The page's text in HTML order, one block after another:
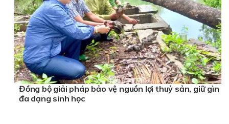
Đồng bộ giải pháp bảo vệ nguồn lợi thuỷ sản, giữ gìn
đa dạng sinh học